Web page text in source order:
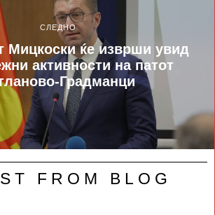
СЛЕДНО
Мицкоски ќе изврши увид
активности на патот
Градманци
FROM BLOG